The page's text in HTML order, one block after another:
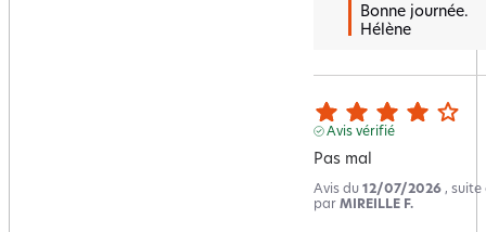
Bonne journée.
Hélène
Avis vérifié
Pas mal
Avis du 12/07/2026 , suite
par MIREILLE F.